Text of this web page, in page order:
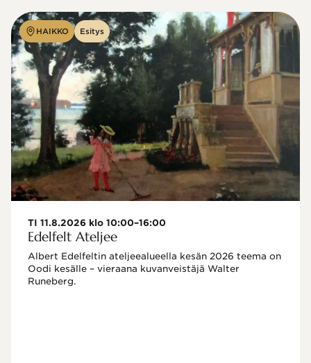
HAIKKO Esitys
TI 11.8.2026 klo 10:00–16:00
Edelfelt Ateljee
Albert Edelfeltin ateljeealueella kesän 2026 teema on
Oodi kesälle – vieraana kuvanveistäjä Walter